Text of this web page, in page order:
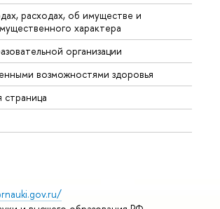
расходах, об имуществе и
характера
организации
возможностями здоровья
страница